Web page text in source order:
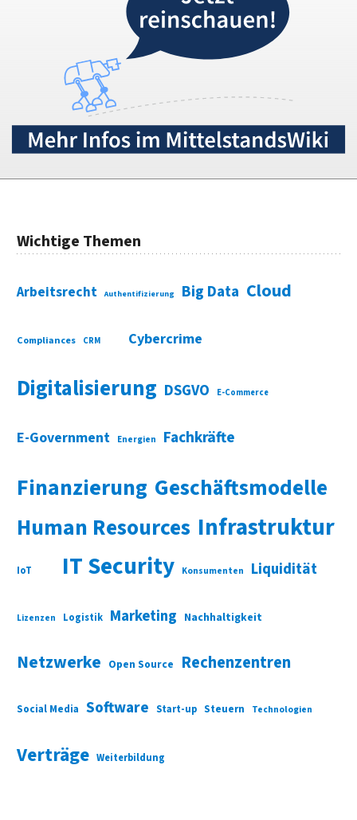
Wichtige Themen
Arbeitsrecht Authentifizierung Big Data Cloud
Compliances CRM Cybercrime
Digitalisierung DSGVO E-Commerce
E-Government Energien Fachkräfte
Finanzierung Geschäftsmodelle
Human Resources Infrastruktur
IoT IT Security Konsumenten Liquidität
Lizenzen Logistik Marketing Nachhaltigkeit
Netzwerke Open Source Rechenzentren
Social Media Software Start-up Steuern Technologien
Verträge Weiterbildung